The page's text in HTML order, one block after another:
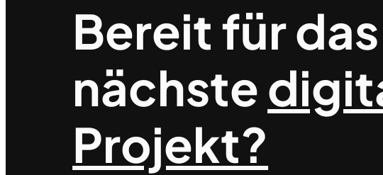
Bereit für das
nächste
Projekt?